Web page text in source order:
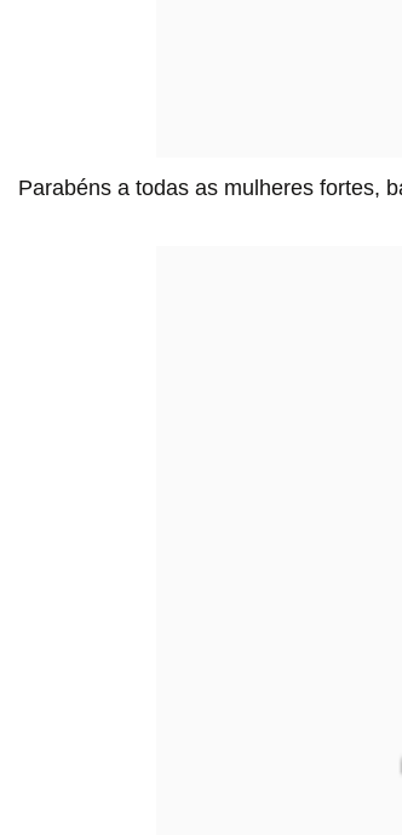
Parabéns a todas as mulheres fortes,